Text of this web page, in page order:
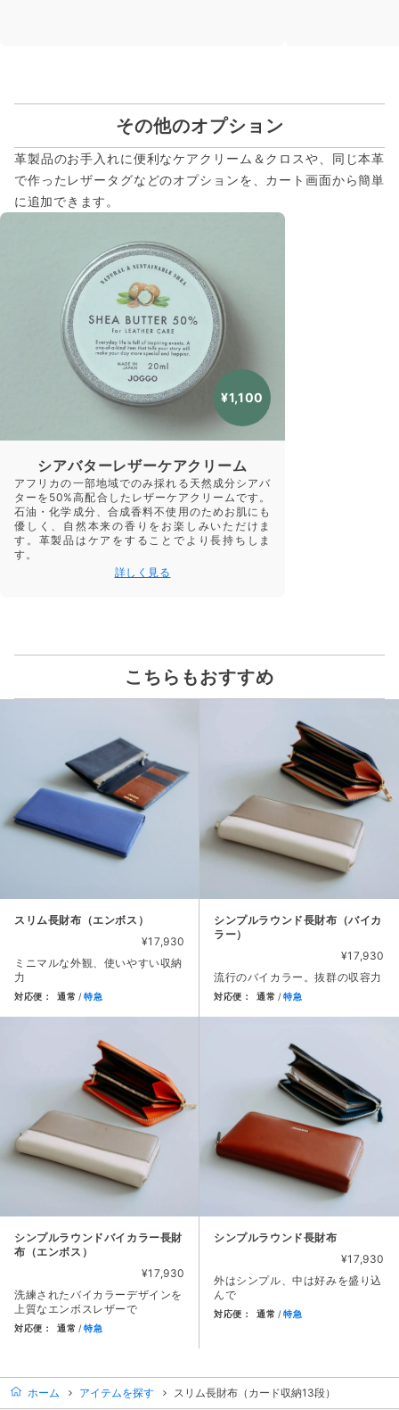
その他のオプション
革製品のお手入れに便利なケアクリーム＆クロスや、同じ本革
で作ったレザータグなどのオプションを、カート画面から簡単
に追加できます。
¥1,100
シアバターレザーケアクリーム
アフリカの一部地域でのみ採れる天然成分シアバ
ターを50%高配合したレザーケアクリームです。
石油・化学成分、合成香料不使用のためお肌にも
優しく、自然本来の香りをお楽しみいただけま
す。革製品はケアをすることでより長持ちしま
す。
詳しく見る
こちらもおすすめ
スリム長財布（エンボス）
¥17,930
ミニマルな外観、使いやすい収納
力
対応便： 通常 特急
シンプルラウンド長財布（バイカ
ラー）
¥17,930
流行のバイカラー。抜群の収容力
対応便： 通常 特急
シンプルラウンドバイカラー長財
布（エンボス）
¥17,930
洗練されたバイカラーデザインを
上質なエンボスレザーで
対応便： 通常 特急
シンプルラウンド長財布
¥17,930
外はシンプル、中は好みを盛り込
んで
対応便： 通常 特急
ホーム アイテムを探す スリム長財布（カード収納13段）